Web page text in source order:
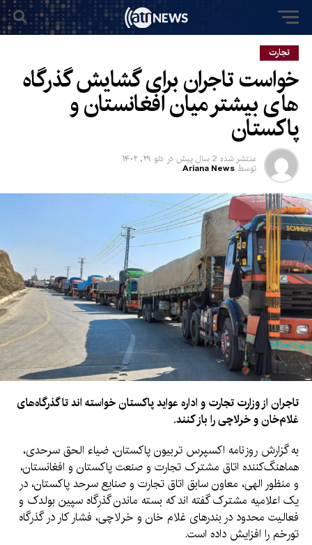
تجارت
خواست تاجران برای گشایش گذرگاه
های بیشتر میان افغانستان و
پاکستان
منتشر شده 2 سال پیش در دلو ۲۹, ۱۴۰۲
توسط Ariana News
تاجران از وزارت تجارت و اداره عواید پاکستان خواسته اند تا گذرگاه‌های
غلام‌خان و خرلاچی را باز کنند.
به گزارش روزنامه اکسپرس تربیون پاکستان، ضیاء الحق سرحدی،
هماهنگ‌کننده اتاق مشترک تجارت و صنعت پاکستان و افغانستان،
و منظور الهی، معاون سابق اتاق تجارت و صنایع سرحد پاکستان، در
یک اعلامیه مشترک گفته اند که بسته ماندن گذرگاه سپین بولدک و
فعالیت‌ محدود در بندرهای غلام خان و خرلاچی، فشار کار در گذرگاه
تورخم را افزایش داده است.